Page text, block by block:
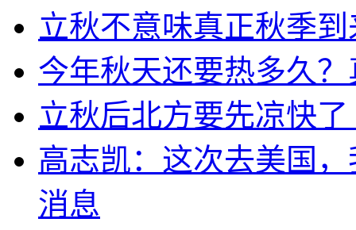
立秋不意味真正秋季
今年秋天还要热多久
立秋后北方要先凉快
高志凯：这次去美国
消息